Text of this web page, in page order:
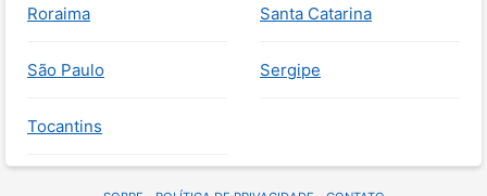
Roraima Santa Catarina
São Paulo Sergipe
Tocantins